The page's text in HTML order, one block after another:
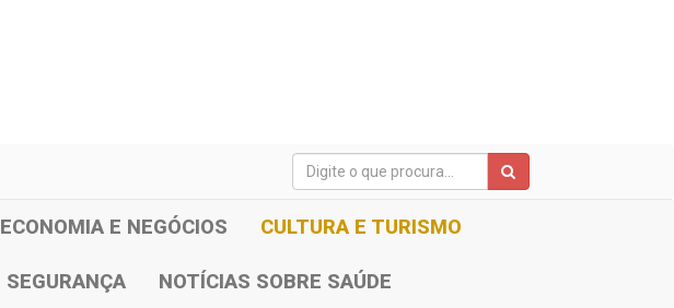
ECONOMIA E NEGÓCIOS CULTURA E TURISMO
SEGURANÇA NOTÍCIAS SOBRE SAÚDE